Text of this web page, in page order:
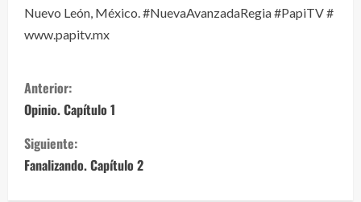
Nuevo León, México. #NuevaAvanzadaRegia #PapiTV #
www.papitv.mx
S
i
g
u
Anterior:
Opinio. Capítulo 1
Siguiente:
Fanalizando. Capítulo 2